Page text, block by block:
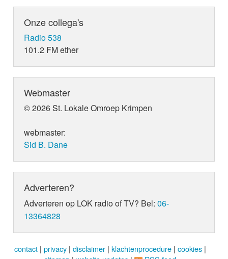
Onze collega's
Radio 538
101.2 FM ether
Webmaster
© 2026 St. Lokale Omroep Krimpen
webmaster:
Sid B. Dane
Adverteren?
Adverteren op LOK radio of TV? Bel:06-
13364828
contact | privacy | disclaimer | klachtenprocedure | cookies |